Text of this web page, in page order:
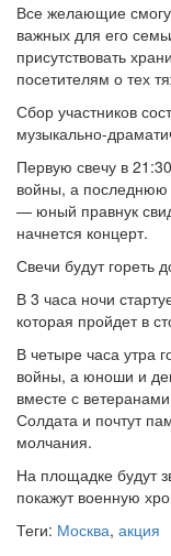
Все желающие
важных для его
присутствовать
посетителям о тех
Сбор участников
музыкально-
Первую свечу в
войны, а
— юный правнук
начнется концерт.
Свечи будут гореть
В 3 часа ночи
которая пройдет в
В четыре часа утра
войны, а юноши и
вместе с
Солдата и почтут
молчания.
На площадке будут
покажут военную
Теги: Москва, акция